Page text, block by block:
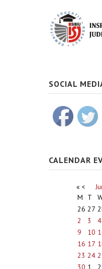
SOCIAL
CALENDAR
« <
M
T
26 27
2
3 4
9
10
16 17
23 24
30 1 2